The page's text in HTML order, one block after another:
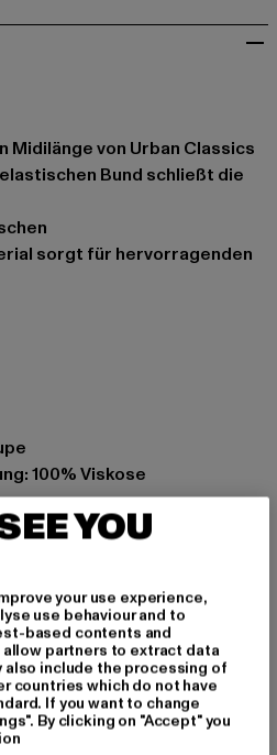
Midilänge von Urban Classics
100% Viskose
GmbH |
7 | 64372 Ober-Ramstadt |
YOU
your use experience,
use behaviour and to
based contents and
partners to extract data
also include the processing of
countries which do not have
If you want to change
By clicking on "Accept" you